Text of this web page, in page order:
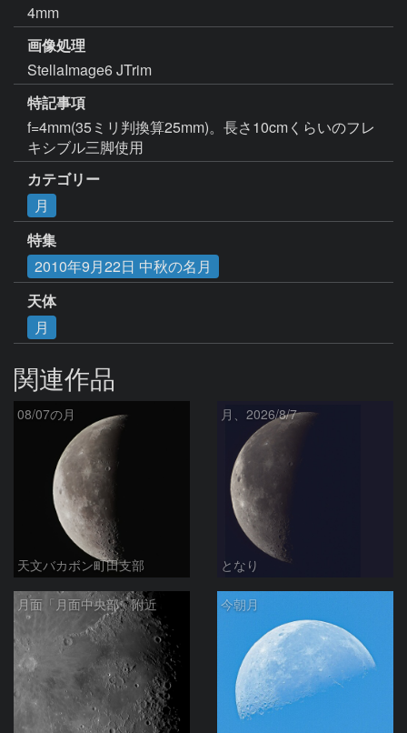
4mm
画像処理
StellaImage6 JTrim
特記事項
f=4mm(35ミリ判換算25mm)。長さ10cmくらいのフレ
キシブル三脚使用
カテゴリー
月
特集
2010年9月22日 中秋の名月
天体
月
関連作品
08/07の月
天文バカボン町田支部
月、2026/8/7
となり
月面「月面中央部」附近 今朝月